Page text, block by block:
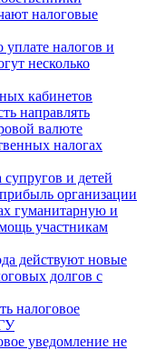
налоговые
налогов и
несколько
кабинетов
направлять
валюте
налогах
супругов и детей
организации
гуманитарную и
участникам
действуют новые
долгов с
налоговое
уведомление не